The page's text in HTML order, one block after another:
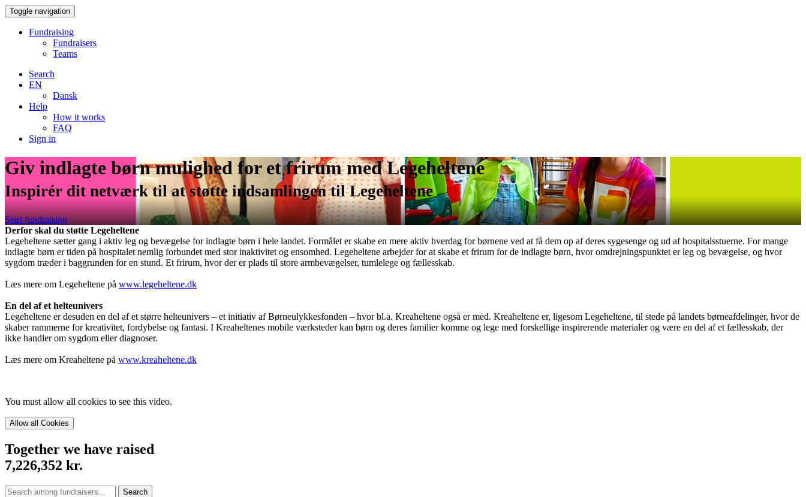
Toggle navigation
Fundraising
Fundraisers
Teams
Search
EN
Dansk
Help
How it works
FAQ
Sign in
Giv indlagte børn mulighed for et frirum med Legeheltene
Inspirér dit netværk til at støtte indsamlingen til Legeheltene
Start fundraising
Derfor skal du støtte Legeheltene
Legeheltene sætter gang i aktiv leg og bevægelse for indlagte børn i hele landet. Formålet er skabe en mere aktiv hverdag for børnene ved at få dem op af deres sygesenge og ud af hospitalsstuerne. For mange
indlagte børn er tiden på hospitalet nemlig forbundet med stor inaktivitet og ensomhed. Legeheltene arbejder for at skabe et frirum for de indlagte børn, hvor omdrejningspunktet er leg og bevægelse, og hvor
sygdom træder i baggrunden for en stund. Et frirum, hvor der er plads til store armbevægelser, tumlelege og fællesskab.
Læs mere om Legeheltene på www.legeheltene.dk
En del af et helteunivers
Legeheltene er desuden en del af et større helteunivers – et initiativ af Børneulykkesfonden – hvor bl.a. Kreaheltene også er med. Kreaheltene er, ligesom Legeheltene, til stede på landets børneafdelinger, hvor de
skaber rammerne for kreativitet, fordybelse og fantasi. I Kreaheltenes mobile værksteder kan børn og deres familier komme og lege med forskellige inspirerende materialer og være en del af et fællesskab, der
ikke handler om sygdom eller diagnoser.
Læs mere om Kreaheltene på www.kreaheltene.dk
You must allow all cookies to see this video.
Allow all Cookies
Together we have raised
7,226,352 kr.
Search